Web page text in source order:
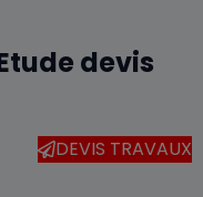
devis
DEVIS TRAVAUX